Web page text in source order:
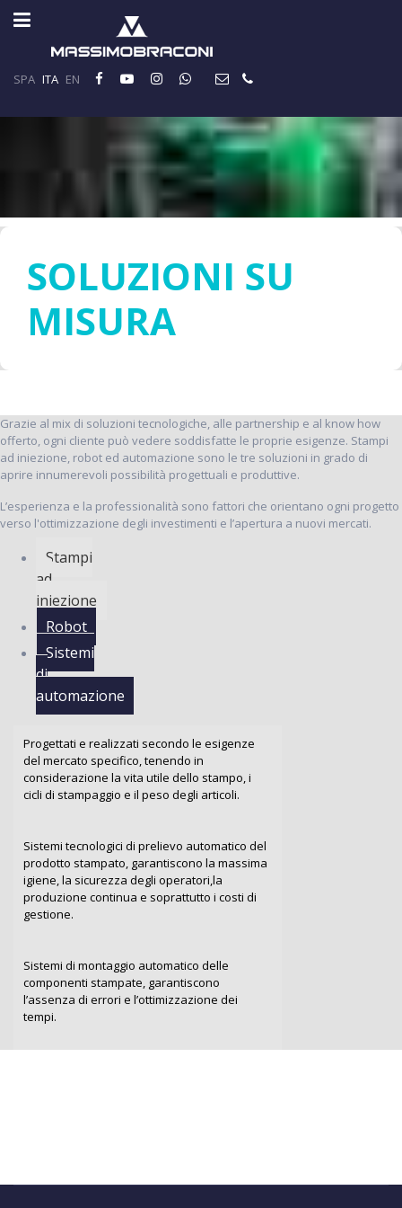
SPA ITA EN
SOLUZIONI SU
MISURA
Grazie al mix di soluzioni tecnologiche, alle partnership e al know how
offerto, ogni cliente può vedere soddisfatte le proprie esigenze. Stampi
ad iniezione, robot ed automazione sono le tre soluzioni in grado di
aprire innumerevoli possibilità progettuali e produttive.
L’esperienza e la professionalità sono fattori che orientano ogni progetto
verso l'ottimizzazione degli investimenti e l’apertura a nuovi mercati.
Stampi
ad
iniezione
Robot
Sistemi
di
automazione
Progettati e realizzati secondo le esigenze
del mercato specifico, tenendo in
considerazione la vita utile dello stampo, i
cicli di stampaggio e il peso degli articoli.
Sistemi tecnologici di prelievo automatico del
prodotto stampato, garantiscono la massima
igiene, la sicurezza degli operatori,la
produzione continua e soprattutto i costi di
gestione.
Sistemi di montaggio automatico delle
componenti stampate, garantiscono
l’assenza di errori e l’ottimizzazione dei
tempi.